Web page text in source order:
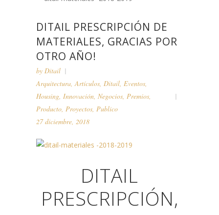
DITAIL PRESCRIPCIÓN DE
MATERIALES, GRACIAS POR
OTRO AÑO!
by Ditail
Arquitectura,Artículos, Ditail, Eventos,
Housing, Innovación, Negocios, Premios,
Producto, Proyectos, Publico
27 diciembre, 2018
DITAIL
PRESCRIPCIÓN,